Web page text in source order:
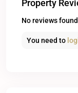
Property
No reviews
You need to